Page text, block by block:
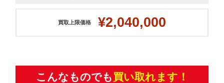
買取上限価格 ¥2,040,000
こんなものでも 買い取れます！